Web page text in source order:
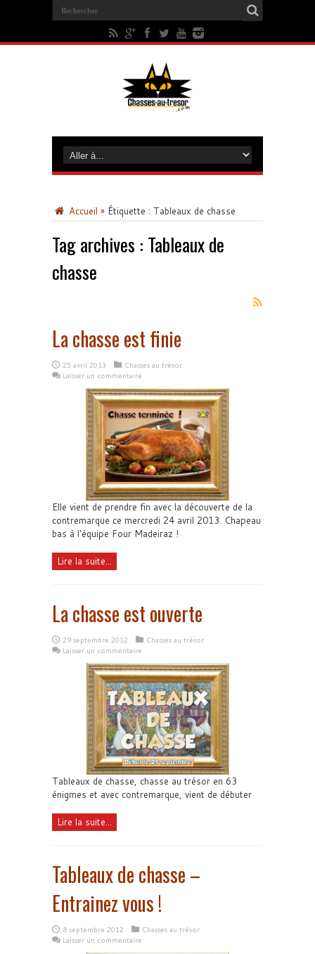
Accueil » Étiquette : Tableaux de chasse
Tag archives : Tableaux de
chasse
La chasse est finie
25 avril 2013
Chasses au trésor
Laisser un commentaire
Elle vient de prendre fin avec la découverte de la
contremarque ce mercredi 24 avril 2013. Chapeau
bas à l'équipe Four Madeiraz !
Lire la suite...
La chasse est ouverte
29 septembre 2012
Chasses au trésor
Laisser un commentaire
Tableaux de chasse, chasse au trésor en 63
énigmes et avec contremarque, vient de débuter
Lire la suite...
Tableaux de chasse –
Entrainez vous !
8 septembre 2012
Chasses au trésor
Laisser un commentaire